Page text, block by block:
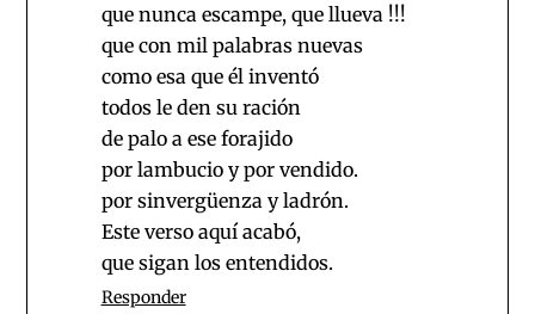
que nunca escampe, que llueva !!!
que con mil palabras nuevas
como esa que él inventó
todos le den su ración
de palo a ese forajido
por lambucio y por vendido.
por sinvergüenza y ladrón.
Este verso aquí acabó,
que sigan los entendidos.
Responder